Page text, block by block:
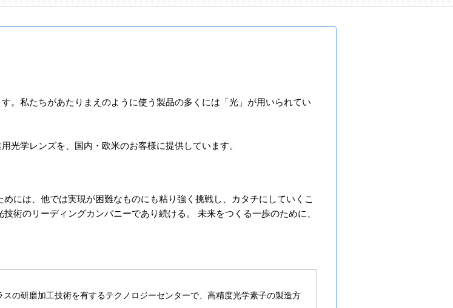
。私たちがあたりまえのように使う製品の多くには「光」が用いられてい
光学レンズを、国内・欧米のお客様に提供しています。
には、他では実現が困難なものにも粘り強く挑戦し、カタチにしていくこ
術のリーディングカンパニーであり続ける。 未来をつくる一歩のために、
の研磨加工技術を有するテクノロジーセンターで、高精度光学素子の製造方